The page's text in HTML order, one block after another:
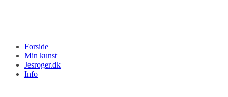
Forside
Min kunst
Jesroger.dk
Info